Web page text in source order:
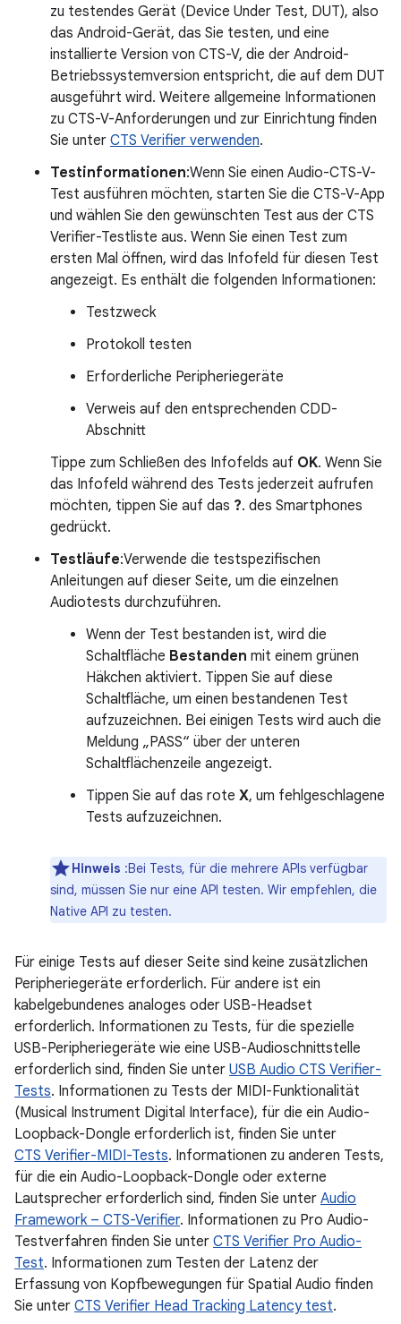
zu testendes Gerät (Device Under Test, DUT), also
das Android-Gerät, das Sie testen, und eine
installierte Version von CTS-V, die der Android-
Betriebssystemversion entspricht, die auf dem DUT
ausgeführt wird. Weitere allgemeine Informationen
zu CTS-V-Anforderungen und zur Einrichtung finden
Sie unter CTS Verifier verwenden.
Testinformationen:Wenn Sie einen Audio-CTS-V-
Test ausführen möchten, starten Sie die CTS-V-App
und wählen Sie den gewünschten Test aus der CTS
Verifier-Testliste aus. Wenn Sie einen Test zum
ersten Mal öffnen, wird das Infofeld für diesen Test
angezeigt. Es enthält die folgenden Informationen:
Testzweck
Protokoll testen
Erforderliche Peripheriegeräte
Verweis auf den entsprechenden CDD-
Abschnitt
Tippe zum Schließen des Infofelds auf OK. Wenn Sie
das Infofeld während des Tests jederzeit aufrufen
möchten, tippen Sie auf das ?. des Smartphones
gedrückt.
Testläufe:Verwende die testspezifischen
Anleitungen auf dieser Seite, um die einzelnen
Audiotests durchzuführen.
Wenn der Test bestanden ist, wird die
Schaltfläche Bestanden mit einem grünen
Häkchen aktiviert. Tippen Sie auf diese
Schaltfläche, um einen bestandenen Test
aufzuzeichnen. Bei einigen Tests wird auch die
Meldung „PASS“ über der unteren
Schaltflächenzeile angezeigt.
Tippen Sie auf das rote X, um fehlgeschlagene
Tests aufzuzeichnen.
Hinweis :Bei Tests, für die mehrere APIs verfügbar
sind, müssen Sie nur eine API testen. Wir empfehlen, die
Native API zu testen.
Für einige Tests auf dieser Seite sind keine zusätzlichen
Peripheriegeräte erforderlich. Für andere ist ein
kabelgebundenes analoges oder USB-Headset
erforderlich. Informationen zu Tests, für die spezielle
USB-Peripheriegeräte wie eine USB-Audioschnittstelle
erforderlich sind, finden Sie unter USB Audio CTS Verifier-
Tests. Informationen zu Tests der MIDI-Funktionalität
(Musical Instrument Digital Interface), für die ein Audio-
Loopback-Dongle erforderlich ist, finden Sie unter
CTS Verifier-MIDI-Tests. Informationen zu anderen Tests,
für die ein Audio-Loopback-Dongle oder externe
Lautsprecher erforderlich sind, finden Sie unter Audio
Framework – CTS-Verifier. Informationen zu Pro Audio-
Testverfahren finden Sie unter CTS Verifier Pro Audio-
Test. Informationen zum Testen der Latenz der
Erfassung von Kopfbewegungen für Spatial Audio finden
Sie unter CTS Verifier Head Tracking Latency test.